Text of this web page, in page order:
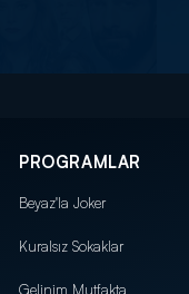
PROGRAMLAR
Beyaz'la Joker
Kuralsız Sokaklar
Gelinim Mutfakta